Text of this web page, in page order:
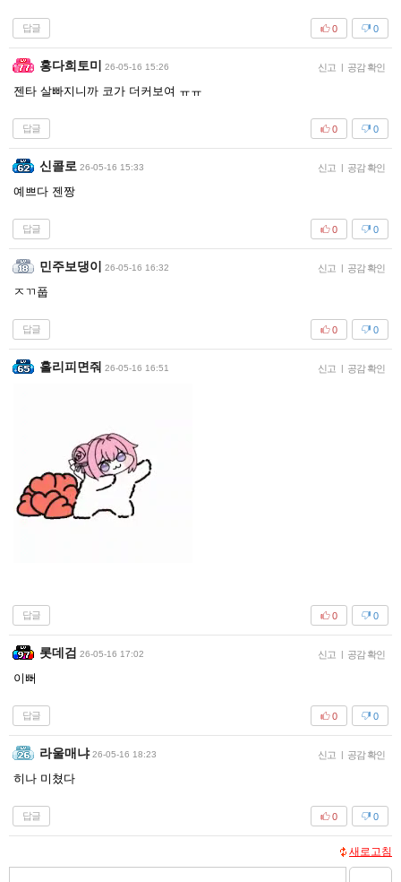
답글 0
0
홍다희토미 26-05-16 15:26 신고 | 공감 확인
젠타 살빠지니까 코가 더커보여 ㅠㅠ
답글 0
0
신콜로 26-05-16 15:33 신고 | 공감 확인
예쁘다 젠짱
답글 0
0
민주보댕이 26-05-16 16:32 신고 | 공감 확인
ㅈㄲ풉
답글 0
0
홀리피면줘 26-05-16 16:51 신고 | 공감 확인
답글 0
0
롯데검 26-05-16 17:02 신고 | 공감 확인
이뻐
답글 0
0
라울매냐 26-05-16 18:23 신고 | 공감 확인
히나 미쳤다
답글 0
0
새로고침